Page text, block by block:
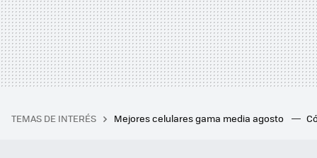
TEMAS DE INTERÉS Mejores celulares gama media agosto